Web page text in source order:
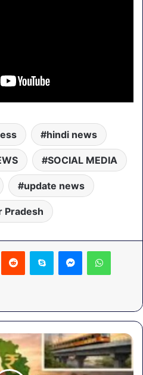
hindi news
SOCIAL MEDIA
update news
Pradesh
Reddit Skype Messenger